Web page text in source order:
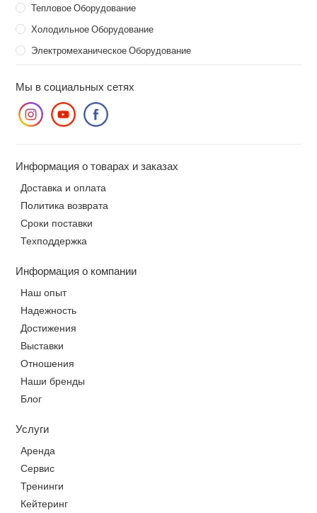
Тепловое Оборудование
Холодильное Оборудование
Электромеханическое Оборудование
Мы в социальных сетях
Информация о товарах и заказах
Доставка и оплата
Политика возврата
Сроки поставки
Техподдержка
Информация о компании
Наш опыт
Надежность
Достижения
Выставки
Отношения
Наши бренды
Блог
Услуги
Аренда
Сервис
Тренинги
Кейтеринг